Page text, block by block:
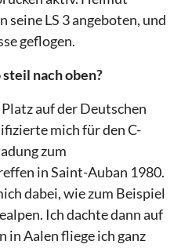
seine LS 3 angeboten, und
geflogen.
nach oben?
auf der Deutschen
mich für den C-
zum
in Saint-Auban 1980.
dabei, wie zum Beispiel
Ich dachte dann auf
in Aalen fliege ich ganz